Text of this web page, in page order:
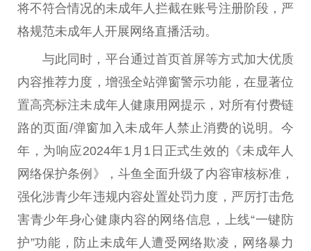
将不符合情况的未成年人拦截在账号注册阶段，严
格规范未成年人开展网络直播活动。
与此同时，平台通过首页首屏等方式加大优质
内容推荐力度，增强全站弹窗警示功能，在显著位
置高亮标注未成年人健康用网提示，对所有付费链
路的页面/弹窗加入未成年人禁止消费的说明。今
年，为响应2024年1月1日正式生效的《未成年人
网络保护条例》，斗鱼全面升级了内容审核标准，
强化涉青少年违规内容处置处罚力度，严厉打击危
害青少年身心健康内容的网络信息，上线“一键防
护”功能，防止未成年人遭受网络欺凌，网络暴力